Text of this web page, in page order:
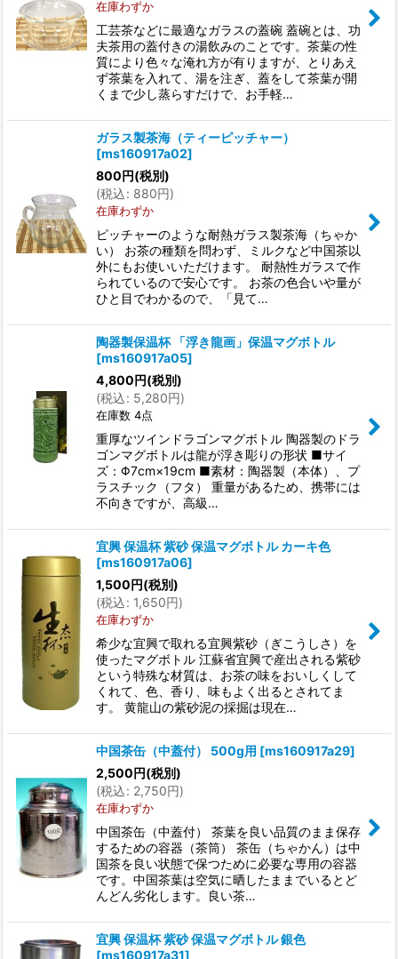
在庫わずか
工芸茶などに最適なガラスの蓋碗 蓋碗とは、功
夫茶用の蓋付きの湯飲みのことです。茶葉の性
質により色々な淹れ方が有りますが、とりあえ
ず茶葉を入れて、湯を注ぎ、蓋をして茶葉が開
くまで少し蒸らすだけで、お手軽…
ガラス製茶海（ティーピッチャー）
[ms160917a02]
800円(税別)
(税込: 880円)
在庫わずか
ピッチャーのような耐熱ガラス製茶海（ちゃか
い） お茶の種類を問わず、ミルクなど中国茶以
外にもお使いいただけます。 耐熱性ガラスで作
られているので安心です。 お茶の色合いや量が
ひと目でわかるので、「見て…
陶器製保温杯 「浮き龍画」保温マグボトル
[ms160917a05]
4,800円(税別)
(税込: 5,280円)
在庫数 4点
重厚なツインドラゴンマグボトル 陶器製のドラ
ゴンマグボトルは龍が浮き彫りの形状 ■サイ
ズ：Φ7cm×19cm ■素材：陶器製（本体）、プ
ラスチック（フタ） 重量があるため、携帯には
不向きですが、高級…
宜興 保温杯 紫砂 保温マグボトル カーキ色
[ms160917a06]
1,500円(税別)
(税込: 1,650円)
在庫わずか
希少な宜興で取れる宜興紫砂（ぎこうしさ）を
使ったマグボトル 江蘇省宜興で産出される紫砂
という特殊な材質は、お茶の味をおいしくして
くれて、色、香り、味もよく出るとされてま
す。 黄龍山の紫砂泥の採掘は現在…
中国茶缶（中蓋付） 500g用 [ms160917a29]
2,500円(税別)
(税込: 2,750円)
在庫わずか
中国茶缶（中蓋付） 茶葉を良い品質のまま保存
するための容器（茶筒） 茶缶（ちゃかん）は中
国茶を良い状態で保つために必要な専用の容器
です。中国茶葉は空気に晒したままでいるとど
んどん劣化します。良い茶…
宜興 保温杯 紫砂 保温マグボトル 銀色
[ms160917a31]